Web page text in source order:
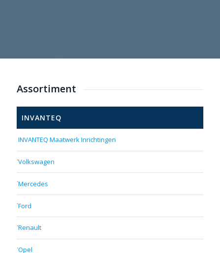
Assortiment
INVANTEQ
INVANTEQ Maatwerk Inrichtingen
Volkswagen
Mercedes
Ford
Renault
Opel